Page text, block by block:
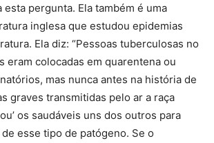
esta pergunta. Ela também é uma
inglesa que estudou epidemias
Ela diz: “Pessoas tuberculosas no
eram colocadas em quarentena ou
mas nunca antes na história de
graves transmitidas pelo ar a raça
os saudáveis ​​uns dos outros para
esse tipo de patógeno. Se o